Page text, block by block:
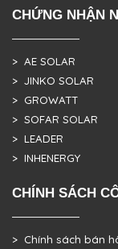
CHỨNG NHẬN
> AE SOLAR
> JINKO SOLAR
> GROWATT
> SOFAR SOLAR
> LEADER
> INHENERGY
CHÍNH SÁCH
> Chính sách bán